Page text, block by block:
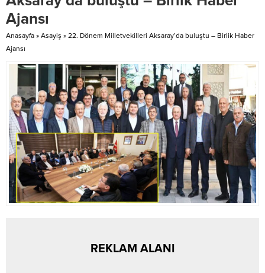
Başkan Yardımcıları Murat Sipahi,
Mustafa Başpehlivan, Burhan
Kırman ve Ömer İrez de katıldı.
İlçe Başkanı İsmail Tiftik’ten...
programında Uşakspor adına
Ajansı
Anasayfa » Asayiş » 22. Dönem Milletvekilleri Aksaray’da buluştu – Birlik Haber
Ajansı
REKLAM ALANI